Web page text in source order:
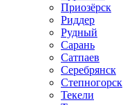
Приозёрск
Риддер
Рудный
Сарань
Сатпаев
Серебрянск
Степногорск
Текели